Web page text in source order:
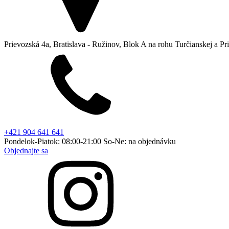
Prievozská 4a, Bratislava - Ružinov, Blok A na rohu Turčianskej a
+421 904 641 641
Pondelok-Piatok: 08:00-21:00 So-Ne: na objednávku
Objednajte sa